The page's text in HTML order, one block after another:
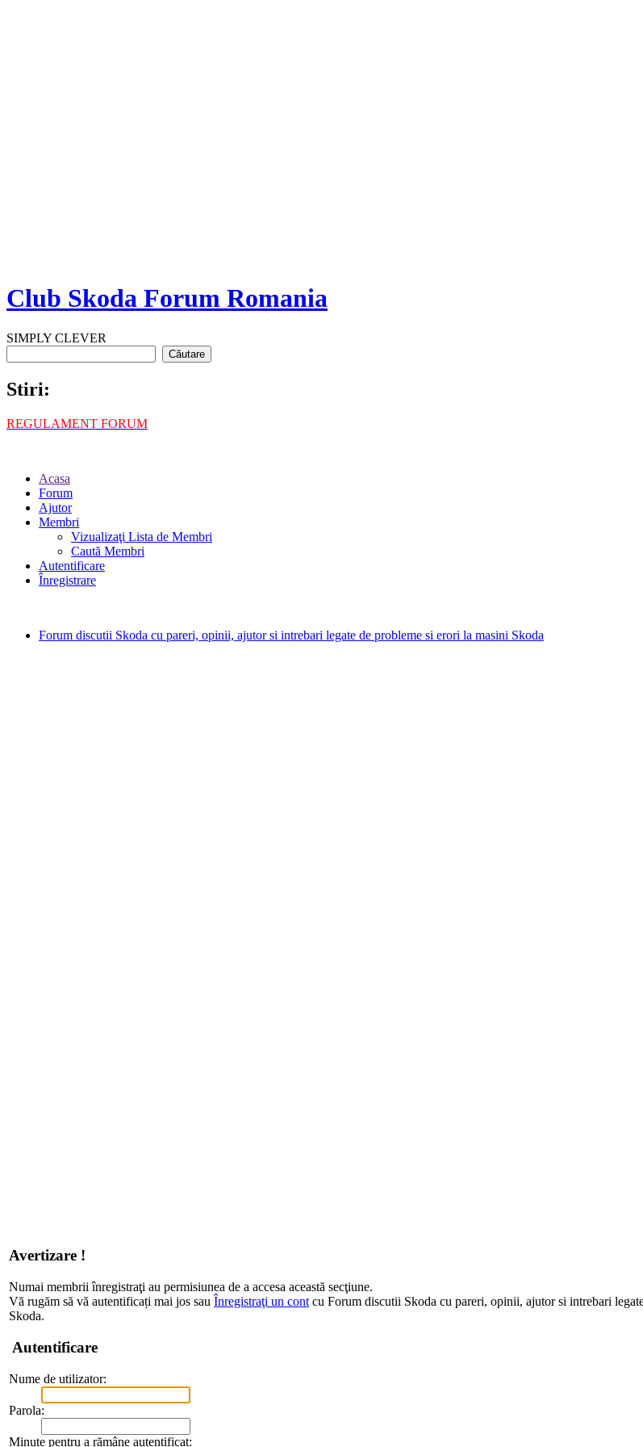
Club Skoda Forum Romania
SIMPLY CLEVER
Stiri:
REGULAMENT FORUM
Acasa
Forum
Ajutor
Membri
Vizualizaţi Lista de Membri
Caută Membri
Autentificare
Înregistrare
Forum discutii Skoda cu pareri, opinii, ajutor si intrebari legate de probleme si erori la masini Skoda
Avertizare !
Numai membrii înregistraţi au permisiunea de a accesa această secţiune.
Vă rugăm să vă autentificați mai jos sau Înregistraţi un cont cu Forum discutii Skoda cu pareri, opinii, ajutor si intrebari
Skoda.
Autentificare
Nume de utilizator:
Parola:
Minute pentru a rămâne autentificat: